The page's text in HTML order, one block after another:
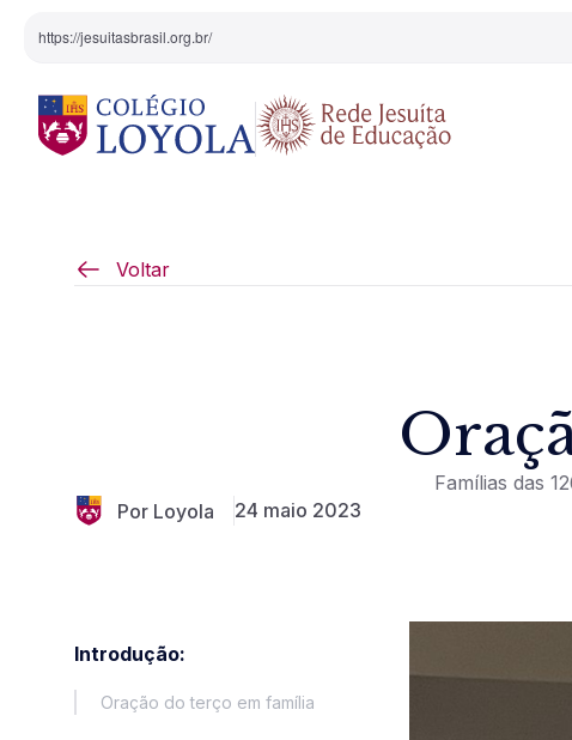
https://jesuitasbrasil.org.br/
Pedagogia Inaciana
Arte e Cultura
Voltar
Famílias das
Por Loyola
24 maio 2023
Introdução:
Oração do terço em família